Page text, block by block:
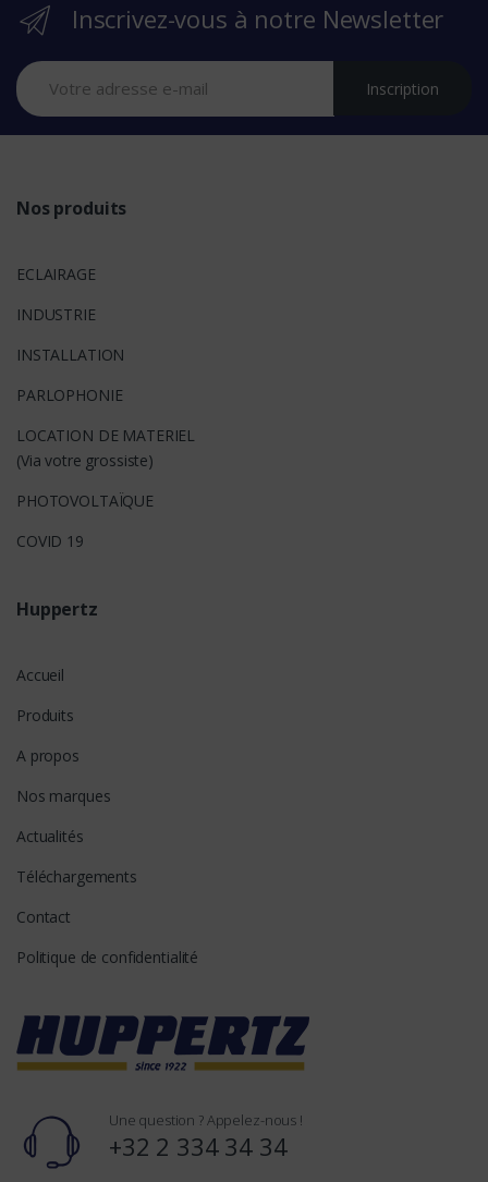
Inscrivez-vous à notre Newsletter
Inscription
Nos produits
ECLAIRAGE
INDUSTRIE
INSTALLATION
PARLOPHONIE
LOCATION DE MATERIEL
(Via votre grossiste)
PHOTOVOLTAÏQUE
COVID 19
Huppertz
Accueil
Produits
A propos
Nos marques
Actualités
Téléchargements
Contact
Politique de confidentialité
Une question ? Appelez-nous !
+32 2 334 34 34